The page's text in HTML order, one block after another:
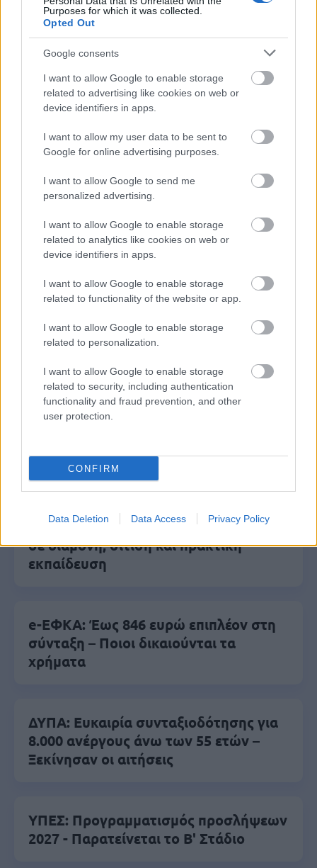
Purposes for which it was collected.
Opted Out
Google consents
I want to allow Google to enable storage
related to advertising like cookies on web or
device identifiers in apps.
I want to allow my user data to be sent to
Google for online advertising purposes.
I want to allow Google to send me
personalized advertising.
I want to allow Google to enable storage
related to analytics like cookies on web or
device identifiers in apps.
I want to allow Google to enable storage
related to functionality of the website or app.
I want to allow Google to enable storage
related to personalization.
I want to allow Google to enable storage
related to security, including authentication
functionality and fraud prevention, and other
user protection.
CONFIRM
Data Deletion Data Access Privacy Policy
ΑΣΕΠ: Πιστοποίηση Αγγλικών σε
μόνο 2 ημέρες στα χέρια σας
ΑΣΕΠ: Εξ αποστάσεως η πιο Εύκολη
Πιστοποίηση Υπολογιστών σε 2
μέρες
Μάθε πρώτος όλες τις σημαντικές
ειδήσεις.
Βάλε το proson.gr στα αποτελέσματα
κανονισμός για δόκιμους – Τι αλλάζει
σε διαμονή, σίτιση και πρακτική
εκπαίδευση
e-ΕΦΚΑ: Έως 846 ευρώ επιπλέον στη
σύνταξη – Ποιοι δικαιούνται τα
χρήματα
ΔΥΠΑ: Ευκαιρία συνταξιοδότησης για
8.000 ανέργους άνω των 55 ετών –
Ξεκίνησαν οι αιτήσεις
ΥΠΕΣ: Προγραμματισμός προσλήψεων
2027 - Παρατείνεται το Β' Στάδιο